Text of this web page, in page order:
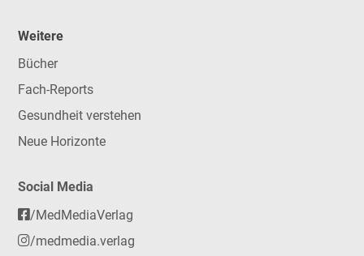
Weitere
Bücher
Fach-Reports
Gesundheit verstehen
Neue Horizonte
Social Media
/MedMediaVerlag
/medmedia.verlag